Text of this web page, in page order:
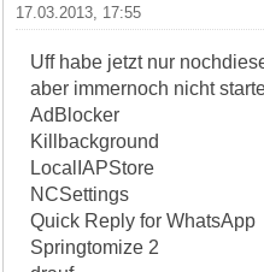
17.03.2013, 17:55
Uff habe jetzt nur
aber immernoch nicht
AdBlocker
Killbackground
LocalIAPStore
NCSettings
Quick Reply for WhatsApp
Springtomize 2